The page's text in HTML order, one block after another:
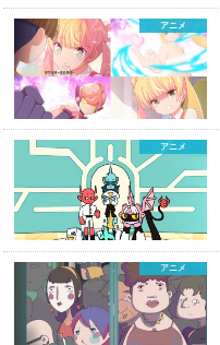
アニメ
アニメ
アニメ